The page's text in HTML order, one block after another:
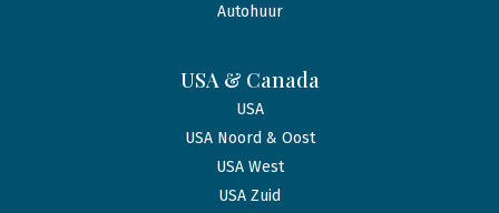
Autohuur
USA & Canada
USA
USA Noord & Oost
USA West
USA Zuid